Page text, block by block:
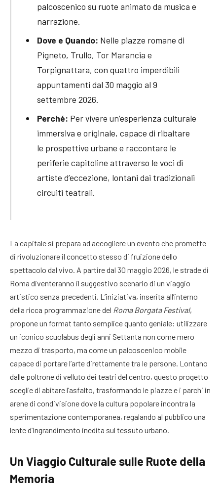
palcoscenico su ruote animato da musica e
narrazione.
Dove e Quando: Nelle piazze romane di
Pigneto, Trullo, Tor Marancia e
Torpignattara, con quattro imperdibili
appuntamenti dal 30 maggio al 9
settembre 2026.
Perché: Per vivere un’esperienza culturale
immersiva e originale, capace di ribaltare
le prospettive urbane e raccontare le
periferie capitoline attraverso le voci di
artiste d’eccezione, lontani dai tradizionali
circuiti teatrali.
La capitale si prepara ad accogliere un evento che promette
di rivoluzionare il concetto stesso di fruizione dello
spettacolo dal vivo. A partire dal 30 maggio 2026, le strade di
Roma diventeranno il suggestivo scenario di un viaggio
artistico senza precedenti. L’iniziativa, inserita all’interno
della ricca programmazione del Roma Borgata Festival,
propone un format tanto semplice quanto geniale: utilizzare
un iconico scuolabus degli anni Settanta non come mero
mezzo di trasporto, ma come un palcoscenico mobile
capace di portare l’arte direttamente tra le persone. Lontano
dalle poltrone di velluto dei teatri del centro, questo progetto
sceglie di abitare l’asfalto, trasformando le piazze e i parchi in
arene di condivisione dove la cultura popolare incontra la
sperimentazione contemporanea, regalando al pubblico una
lente d’ingrandimento inedita sul tessuto urbano.
Un Viaggio Culturale sulle Ruote della
Memoria